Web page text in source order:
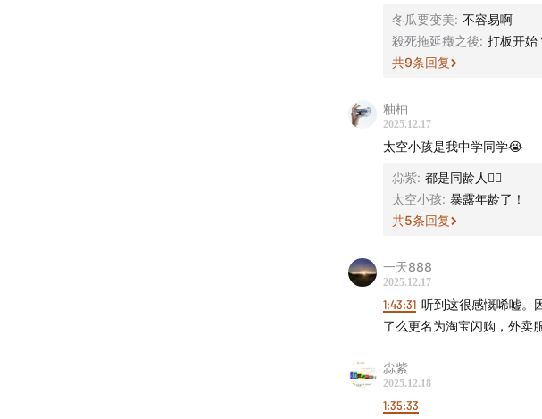
冬瓜要变美: 不容易啊
殺死拖延癥之後: 打板开始
共9条回复
釉柚
2025.12.17
太空小孩是我中学同学😭
尛紫: 都是同龄人👍🏻
太空小孩: 暴露年龄了！
共5条回复
一天888
2025.12.17
1:43:31 听到这很感慨唏嘘。
了么更名为淘宝闪购，外卖
尛紫
2025.12.18
1:35:33